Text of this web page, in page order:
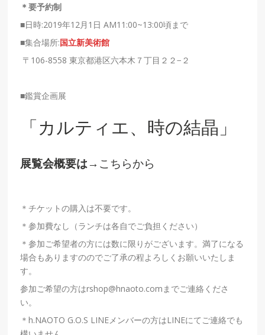
＊要予約制
■日時:2019年12月1日 AM11:00~13:00頃まで
■集合場所:国立新美術館
〒106-8558 東京都港区六本木７丁目２２−２
■鑑賞企画展
「カルティエ、時の結晶」
展覧会概要は→ こちらから
＊チケットの購入は不要です。
＊参加費なし（ランチは各自でご負担ください）
＊参加ご希望者の方には数に限りがございます。満了になる
場合もありますののでご了承の程よろしくお願いいたしま
す。
参加ご希望の方はrshop@hnaoto.comまでご連絡くださ
い。
＊h.NAOTO G.O.S LINEメンバーの方はLINEにてご連絡でも